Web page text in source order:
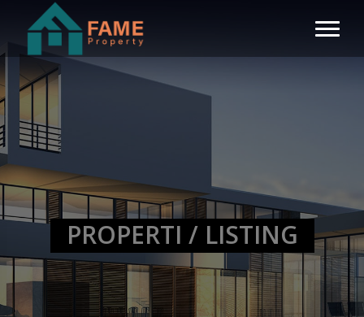
PROPERTI / LISTING